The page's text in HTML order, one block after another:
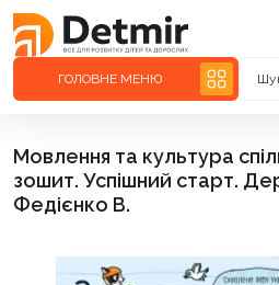
ГОЛОВНЕ МЕНЮ
Мовлення та культура
зошит. Успішний старт.
Федієнко В.